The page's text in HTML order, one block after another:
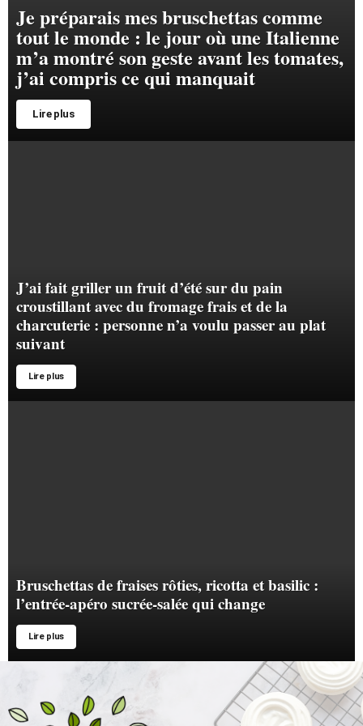
Je préparais mes bruschettas comme
tout le monde : le jour où une Italienne
m’a montré son geste avant les tomates,
j’ai compris ce qui manquait
Lire plus
J’ai fait griller un fruit d’été sur du pain
croustillant avec du fromage frais et de la
charcuterie : personne n’a voulu passer au plat
suivant
Lire plus
Bruschettas de fraises rôties, ricotta et basilic :
l’entrée-apéro sucrée-salée qui change
Lire plus